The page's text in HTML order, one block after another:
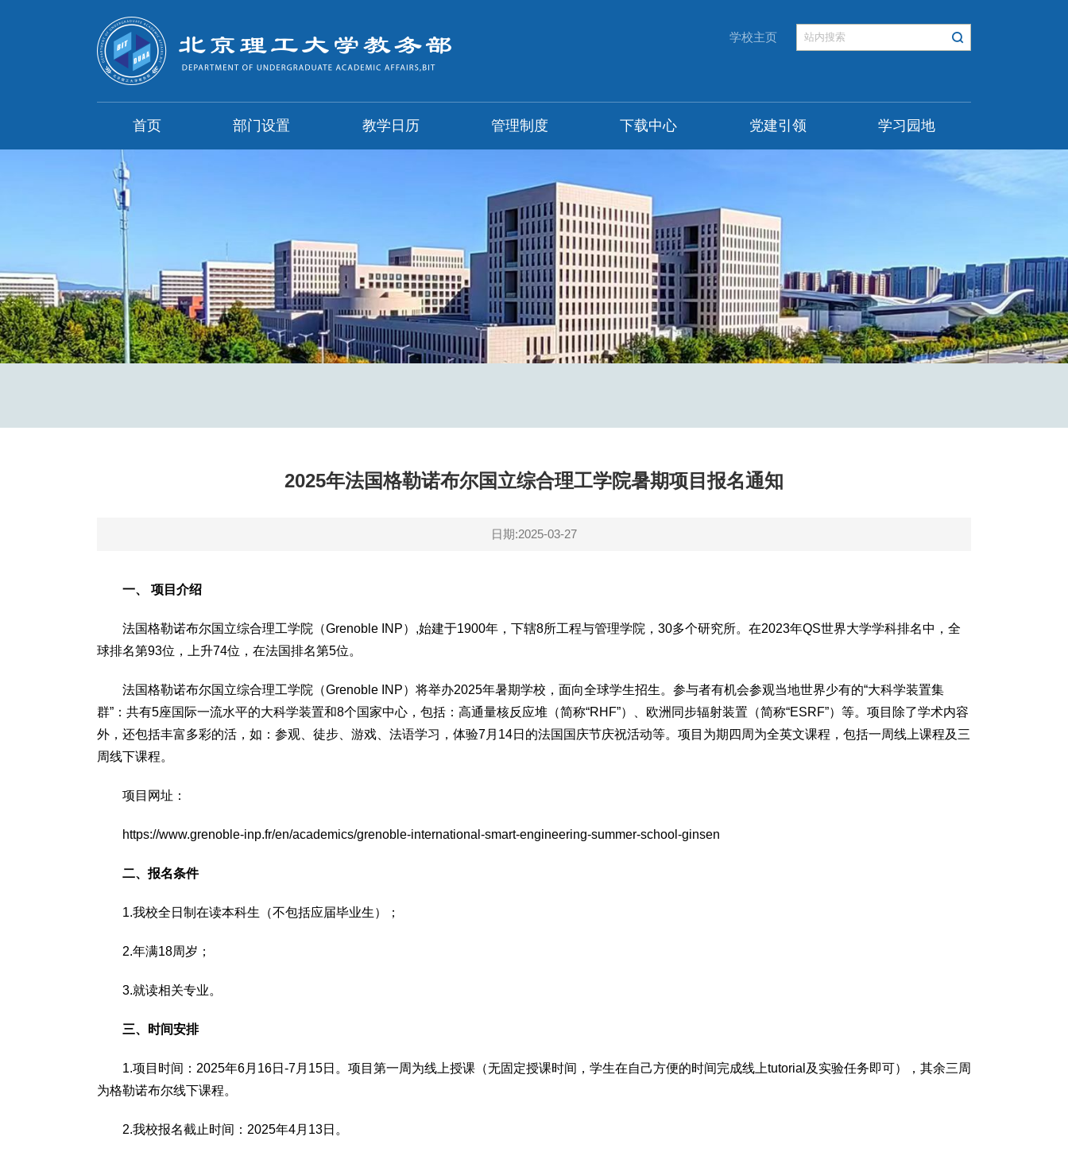
学校主页
首页 部门设置 教学日历 管理制度 下载中心 党建引领 学习园地
2025年法国格勒诺布尔国立综合理工学院暑期项目报名通知
日期:2025-03-27
一、 项目介绍
法国格勒诺布尔国立综合理工学院（Grenoble INP）,始建于1900年，下辖8所工程与管理学院，30多个研究所。在2023年QS世界大学学科排名中，全
球排名第93位，上升74位，在法国排名第5位。
法国格勒诺布尔国立综合理工学院（Grenoble INP）将举办2025年暑期学校，面向全球学生招生。参与者有机会参观当地世界少有的“大科学装置集
群”：共有5座国际一流水平的大科学装置和8个国家中心，包括：高通量核反应堆（简称“RHF”）、欧洲同步辐射装置（简称“ESRF”）等。项目除了学术内容
外，还包括丰富多彩的活，如：参观、徒步、游戏、法语学习，体验7月14日的法国国庆节庆祝活动等。项目为期四周为全英文课程，包括一周线上课程及三
周线下课程。
项目网址：
https://www.grenoble-inp.fr/en/academics/grenoble-international-smart-engineering-summer-school-ginsen
二、报名条件
1.我校全日制在读本科生（不包括应届毕业生）；
2.年满18周岁；
3.就读相关专业。
三、时间安排
1.项目时间：2025年6月16日-7月15日 。项目第一周为线上授课（无固定授课时间，学生在自己方便的时间完成线上tutorial及实验任务即可），其余三周
为格勒诺布尔线下课程。
2.我校报名截止时间：2025年4月13日。